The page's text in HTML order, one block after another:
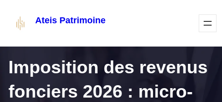
Ateis Patrimoine
Imposition des revenus
fonciers 2026 : micro-